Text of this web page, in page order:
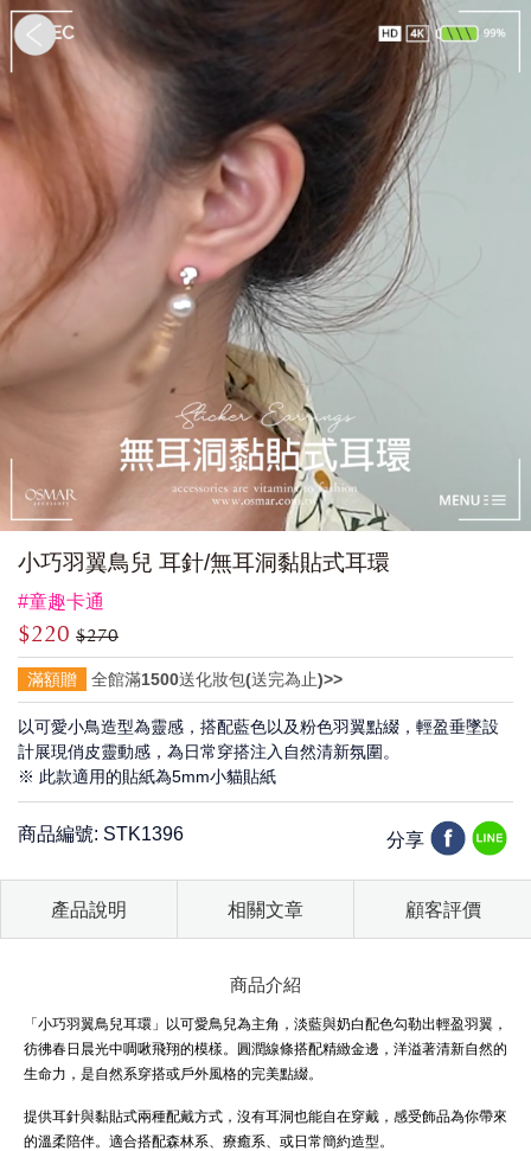
小巧羽翼鳥兒 耳針/無耳洞黏貼式耳環
#童趣卡通
$220 $270
滿額贈 全館滿1500送化妝包(送完為止)>>
以可愛小鳥造型為靈感，搭配藍色以及粉色羽翼點綴，輕盈垂墜設
計展現俏皮靈動感，為日常穿搭注入自然清新氛圍。
※ 此款適用的貼紙為5mm小貓貼紙
商品編號: STK1396 分享
產品說明 相關文章 顧客評價
商品介紹
「小巧羽翼鳥兒耳環」以可愛鳥兒為主角，淡藍與奶白配色勾勒出輕盈羽翼，
彷彿春日晨光中啁啾飛翔的模樣。圓潤線條搭配精緻金邊，洋溢著清新自然的
生命力，是自然系穿搭或戶外風格的完美點綴。
提供耳針與黏貼式兩種配戴方式，沒有耳洞也能自在穿戴，感受飾品為你帶來
的溫柔陪伴。適合搭配森林系、療癒系、或日常簡約造型。